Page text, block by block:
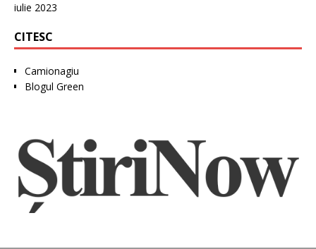
iulie 2023
CITESC
Camionagiu
Blogul Green